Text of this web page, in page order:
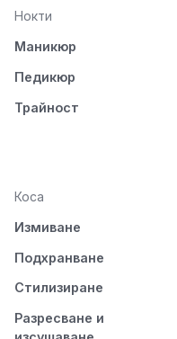
Нокти
Маникюр
Педикюр
Трайност
Коса
Измиване
Подхранване
Стилизиране
Разресване и